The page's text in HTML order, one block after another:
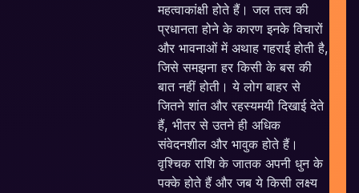
महत्वाकांक्षी होते हैं। जल तत्व की
प्रधानता होने के कारण इनके विचारों
और भावनाओं में अथाह गहराई होती है,
जिसे समझना हर किसी के बस की
बात नहीं होती। ये लोग बाहर से
जितने शांत और रहस्यमयी दिखाई देते
हैं, भीतर से उतने ही अधिक
संवेदनशील और भावुक होते हैं।
वृश्चिक राशि के जातक अपनी धुन के
पक्के होते हैं और जब ये किसी लक्ष्य